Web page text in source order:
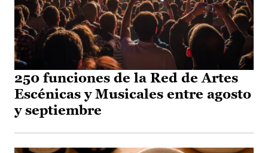
250 funciones de la Red de Artes
Escénicas y Musicales entre agosto
y septiembre